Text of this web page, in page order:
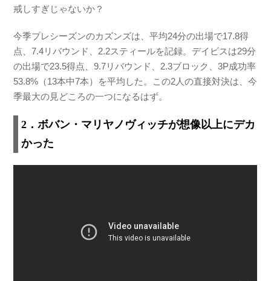
戒しすぎじゃないか？
今季プレシーズンのカズンズは、平均24分の出場で17.8得
点、7.4リバウンド、2.2スティールを記録。デイビスは29分
の出場で23.5得点、9.7リバウンド、2.3ブロック、3P成功率
53.8%（13本中7本）を平均した。この2人の直接対決は、今
季最大の見どころの一つになるはず。
2．ボバン・マリヤノヴィッチが想像以上にデカ
かった